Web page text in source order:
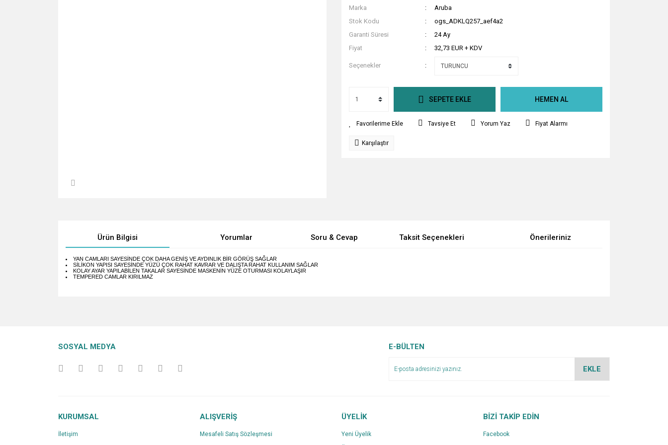
Marka
Aruba
Stok Kodu
ogs_ADKLQ257_aef4a2
Garanti Süresi
24 Ay
Fiyat
32,73 EUR + KDV
Seçenekler
SEPETE EKLE HEMEN AL
Tavsiye Et Yorum Yaz Fiyat Alarmı
Karşılaştır
Ürün Bilgisi Yorumlar Soru & Cevap Taksit Seçenekleri Önerileriniz
YAN CAMLARI SAYESİNDE ÇOK DAHA GENİŞ VE AYDINLIK BİR GÖRÜŞ SAĞLAR
SİLİKON YAPISI SAYESİNDE YÜZÜ ÇOK RAHAT KAVRAR VE DALIŞTA RAHAT KULLANIM SAĞLAR
KOLAY AYAR YAPILABİLEN TAKALAR SAYESİNDE MASKENİN YÜZE OTURMASI KOLAYLAŞIR
TEMPERED CAMLAR KIRILMAZ
Ürün açıklamasında eksik bilgiler bulunuyor.
SOSYAL MEDYA E-BÜLTEN
EKLE
KURUMSAL
İletişim
ALIŞVERİŞ
Mesafeli Satış Sözleşmesi
ÜYELİK
Yeni Üyelik
BİZİ TAKİP EDİN
Facebook